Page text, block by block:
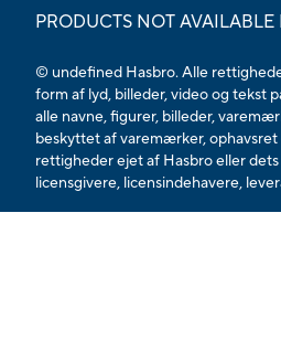
PRODUCTS NOT AVAILABLE
© undefined Hasbro. Alle
form af lyd, billeder, video og tekst
alle navne, figurer, billeder,
beskyttet af varemærker,
rettigheder ejet af Hasbro eller
licensgivere, licensindehavere,